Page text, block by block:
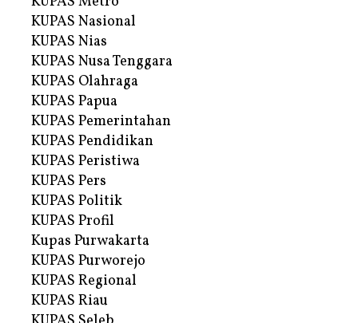
KUPAS Nasional
KUPAS Nias
KUPAS Nusa Tenggara
KUPAS Olahraga
KUPAS Papua
KUPAS Pemerintahan
KUPAS Pendidikan
KUPAS Peristiwa
KUPAS Pers
KUPAS Politik
KUPAS Profil
Kupas Purwakarta
KUPAS Purworejo
KUPAS Regional
KUPAS Riau